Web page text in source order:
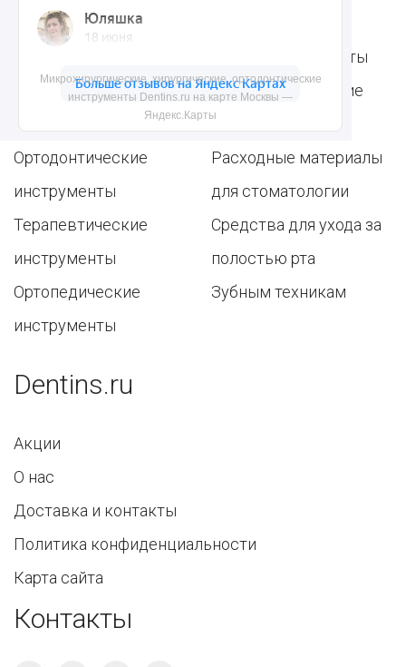
Микрохирургические, хирургические, ортодонтические
инструменты Dentins.ru на карте Москвы —
Яндекс.Карты
Хирургические
Пародонтологические
инструменты
Ортодонтические
инструменты
Терапевтические
инструменты
Ортопедические
инструменты
Общие инструменты
Стоматологические
материалы
Расходные материалы
для стоматологии
Средства для ухода за
полостью рта
Зубным техникам
Dentins.ru
Акции
О нас
Доставка и контакты
Политика конфиденциальности
Карта сайта
Контакты